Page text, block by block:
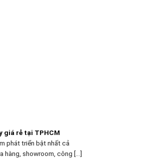
giá rẻ tại TPHCM
phát triển bật nhất cả
hàng, showroom, công [...]